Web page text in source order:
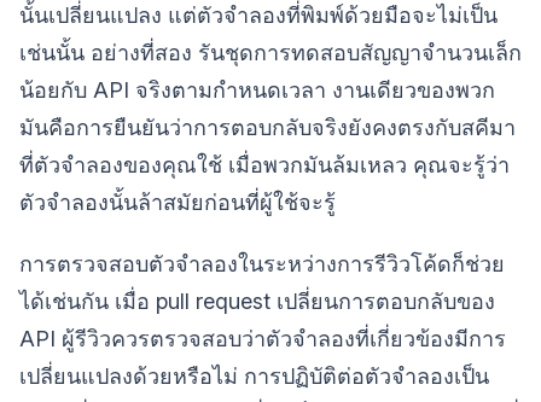
นั้นเปลี่ยนแปลง แต่ตัวจำลองที่พิมพ์ด้วยมือจะไม่เป็น
เช่นนั้น อย่างที่สอง รันชุดการทดสอบสัญญาจำนวนเล็ก
น้อยกับ API จริงตามกำหนดเวลา งานเดียวของพวก
มันคือการยืนยันว่าการตอบกลับจริงยังคงตรงกับสคีมา
ที่ตัวจำลองของคุณใช้ เมื่อพวกมันล้มเหลว คุณจะรู้ว่า
ตัวจำลองนั้นล้าสมัยก่อนที่ผู้ใช้จะรู้
การตรวจสอบตัวจำลองในระหว่างการรีวิวโค้ดก็ช่วย
ได้เช่นกัน เมื่อ pull request เปลี่ยนการตอบกลับของ
API ผู้รีวิวควรตรวจสอบว่าตัวจำลองที่เกี่ยวข้องมีการ
เปลี่ยนแปลงด้วยหรือไม่ การปฏิบัติต่อตัวจำลองเป็น